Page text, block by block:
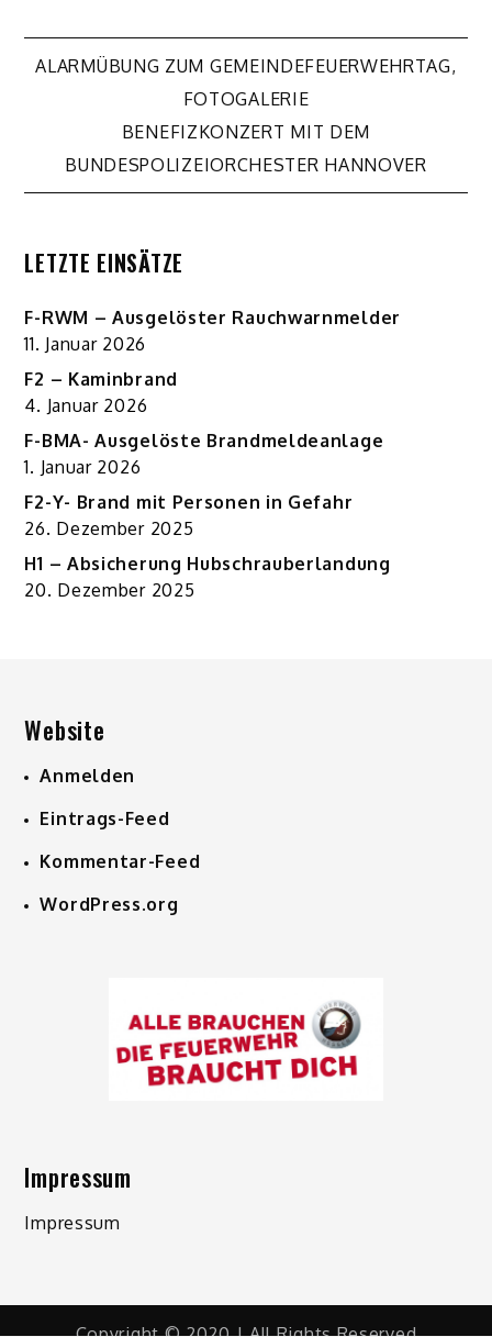
Beitragsnavigation
ALARMÜBUNG ZUM GEMEINDEFEUERWEHRTAG,
FOTOGALERIE
BENEFIZKONZERT MIT DEM
BUNDESPOLIZEIORCHESTER HANNOVER
LETZTE EINSÄTZE
F-RWM – Ausgelöster Rauchwarnmelder
11. Januar 2026
F2 – Kaminbrand
4. Januar 2026
F-BMA- Ausgelöste Brandmeldeanlage
1. Januar 2026
F2-Y- Brand mit Personen in Gefahr
26. Dezember 2025
H1 – Absicherung Hubschrauberlandung
20. Dezember 2025
Website
Anmelden
Eintrags-Feed
Kommentar-Feed
WordPress.org
Impressum
Impressum